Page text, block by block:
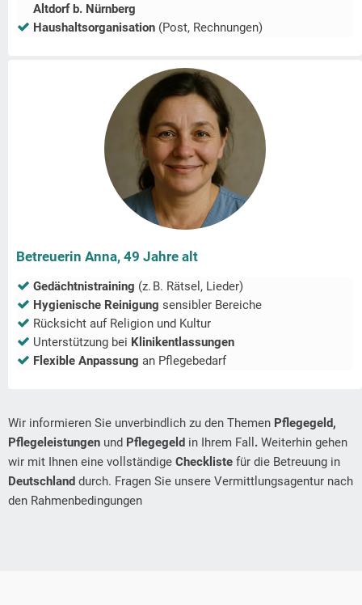
Altdorf b. Nürnberg
Haushaltsorganisation (Post, Rechnungen)
Betreuerin Anna, 49 Jahre alt
Gedächtnistraining (z. B. Rätsel, Lieder)
Hygienische Reinigung sensibler Bereiche
Rücksicht auf Religion und Kultur
Unterstützung bei Klinikentlassungen
Flexible Anpassung an Pflegebedarf
Wir informieren Sie unverbindlich zu den Themen Pflegegeld,
Pflegeleistungen und Pflegegeld in Ihrem Fall . Weiterhin gehen
wir mit Ihnen eine vollständige Checkliste für die Betreuung in
Deutschland durch. Fragen Sie unsere Vermittlungsagentur nach
den Rahmenbedingungen